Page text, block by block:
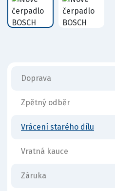
Doprava
Zpětný odběr
Vrácení starého dílu
Vratná kauce
Záruka